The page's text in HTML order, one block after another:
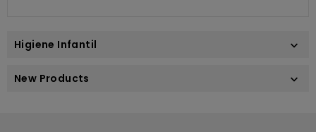
Higiene Infantil 
New Products 